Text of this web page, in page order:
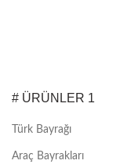
# ÜRÜNLER 1
Türk Bayrağı
Araç Bayrakları